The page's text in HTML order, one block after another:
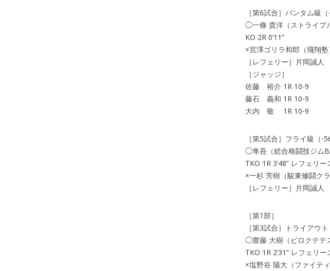
［第6試合］バンタム級
◯一條 貴洋（ストライプ
KO 2R 0’11”
×宮澤ゴリラ和郎（飛翔
［レフェリー］片岡誠人
［ジャッジ］
佐藤 裕介 1R 10-9
藤石 義和 1R 10-9
大内 敬 1R 10-9
［第5試合］フライ級（-
◯隼吾（総合格闘技ジム
TKO 1R 3’48” レフェリ
×一杉 芳樹（駿東修闘ク
［レフェリー］片岡誠人
［第1部］
［第3試合］トライアウ
◯齋藤 大樹（ピロクテテ
TKO 1R 2’31” レフェリ
×塩野谷 陽大（ファイテ